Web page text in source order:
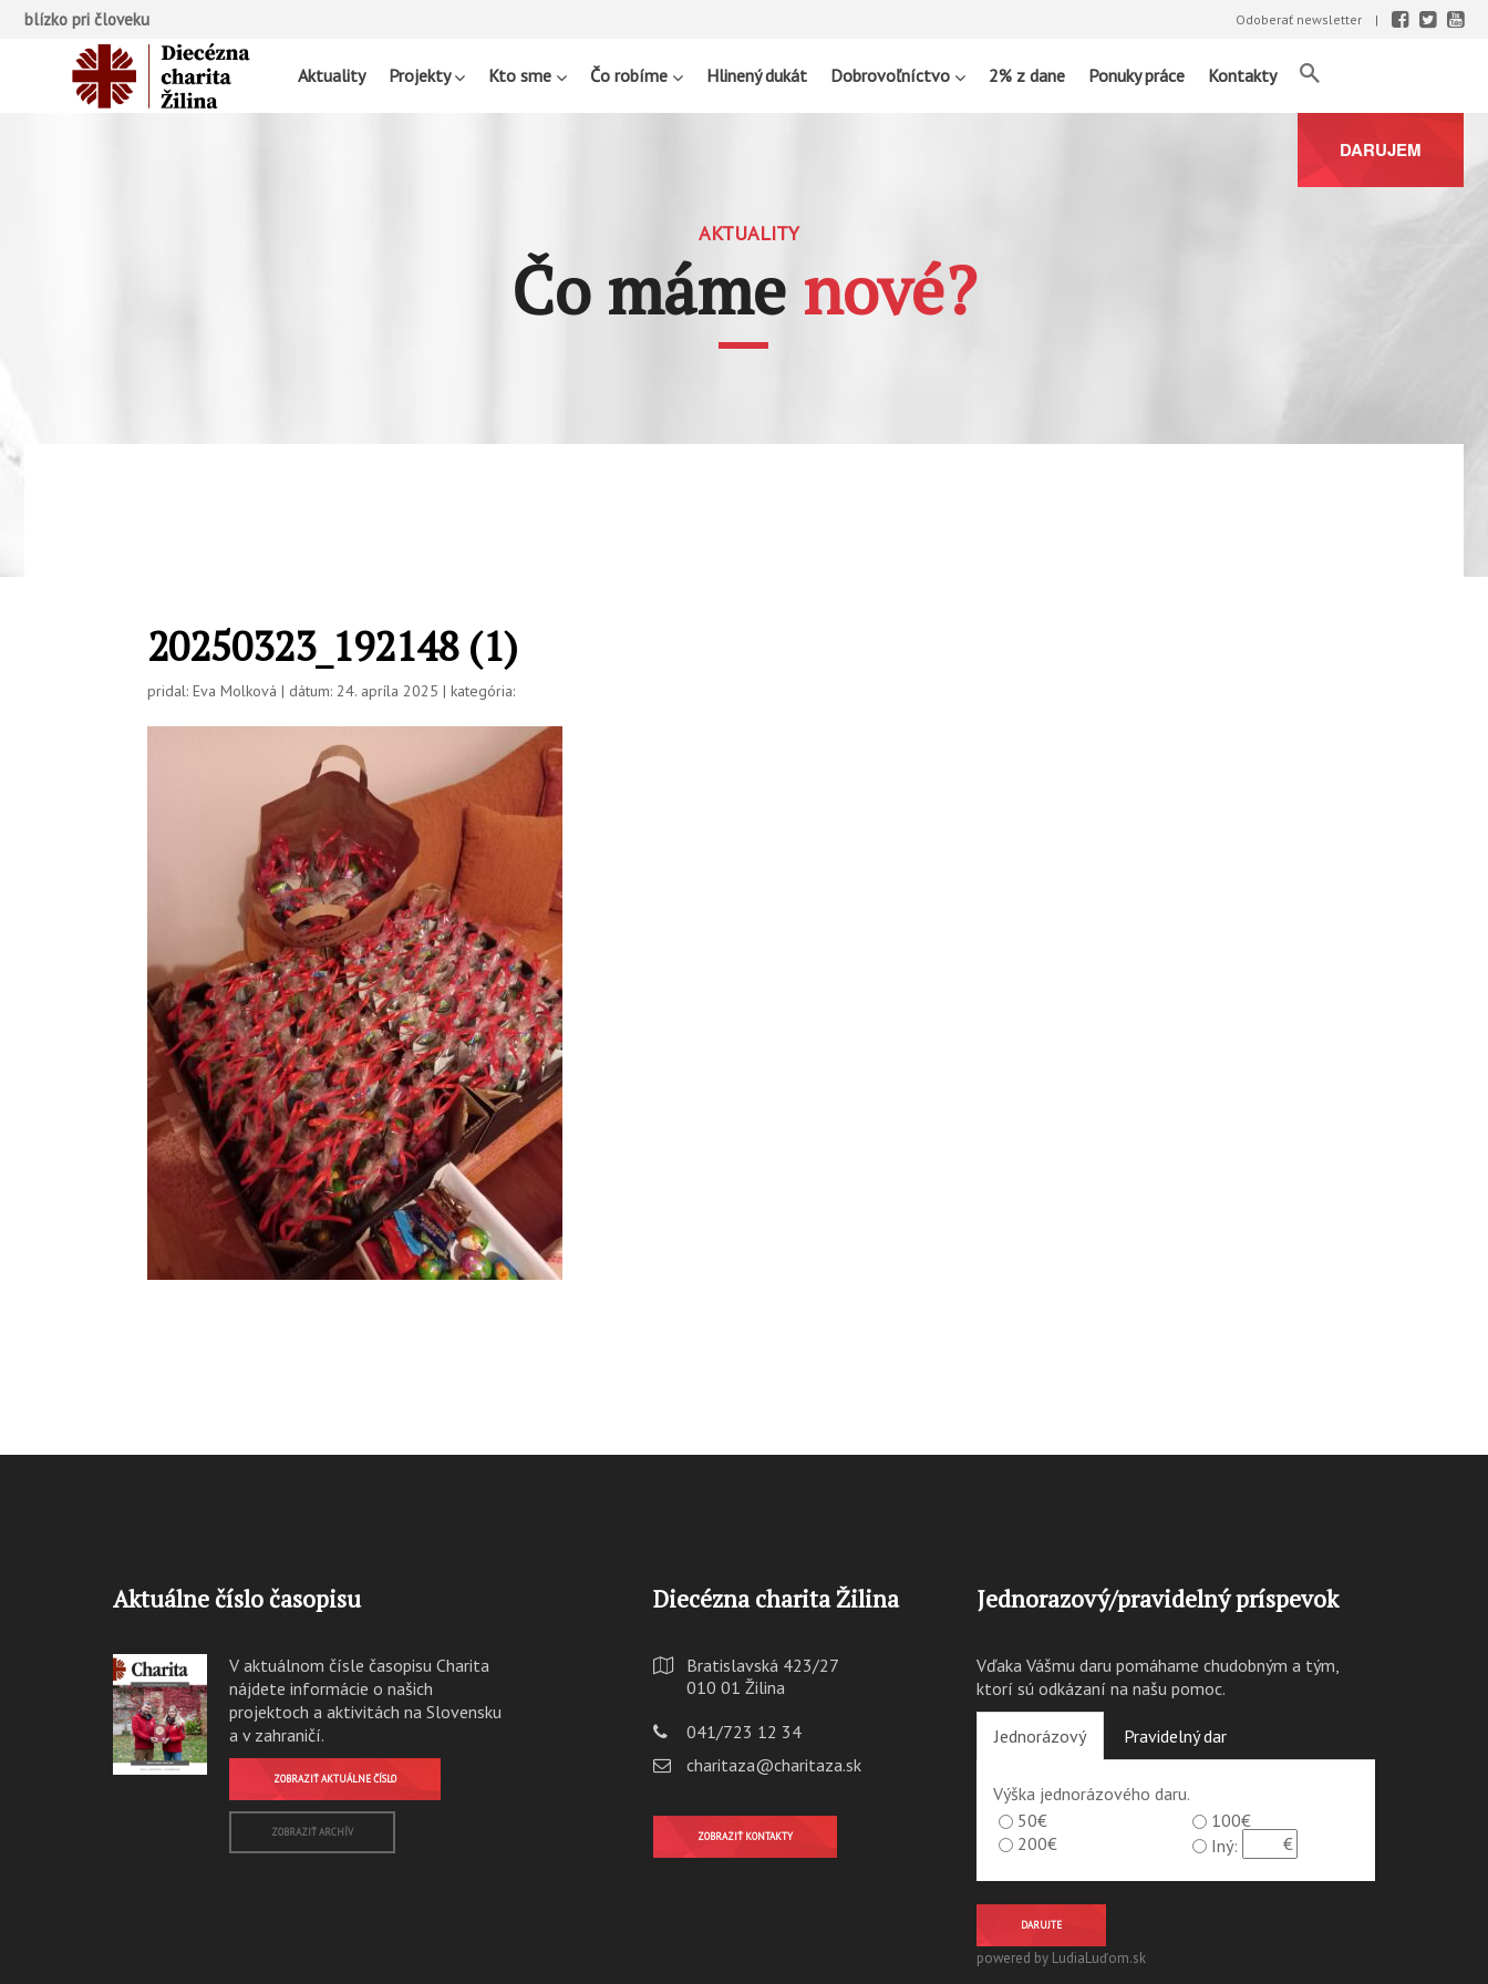
blízko pri človeku Odoberať newsletter
Aktuality Projekty Kto sme Čo robíme Hlinený dukát Dobrovoľníctvo 2% z dane Ponuky práce Kontakty
DARUJEM
AKTUALITY
Čo máme nové?
20250323_192148 (1)
pridal: Eva Molková | dátum: 24. apríla 2025 | kategória:
Aktuálne číslo časopisu
V aktuálnom čísle časopisu Charita
nájdete informácie o našich
projektoch a aktivitách na Slovensku
a v zahraničí.
ZOBRAZIŤ AKTUÁLNE ČÍSLO
ZOBRAZIŤ ARCHÍV
Diecézna charita Žilina
Bratislavská 423/27
010 01 Žilina
041/723 12 34
charitaza@charitaza.sk
ZOBRAZIŤ KONTAKTY
Jednorazový/pravidelný príspevok
Vďaka Vášmu daru pomáhame chudobným a tým,
ktorí sú odkázaní na našu pomoc.
Jednorázový Pravidelný dar
Výška jednorázového daru.
50€
100€
200€
Iný:
DARUJTE
powered by LudiaLuďom.sk